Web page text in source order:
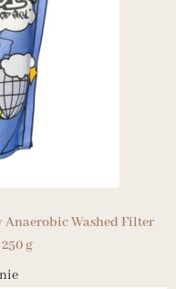
Washed Filter
g